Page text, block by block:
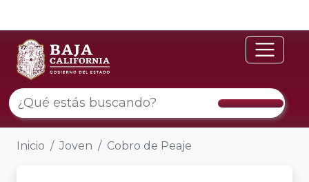
Inicio Joven Cobro de Peaje